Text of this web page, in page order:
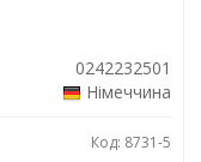
0242232501
Німеччина
Код: 8731-5